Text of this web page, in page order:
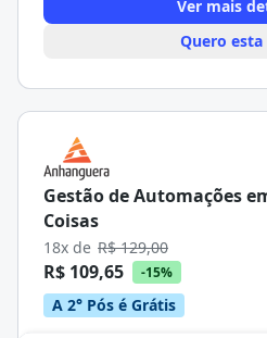
Ver mais
Quero esta
Gestão de Automações
Coisas
18x de R$ 129,00
R$ 109,65 -15%
A 2° Pós é Grátis